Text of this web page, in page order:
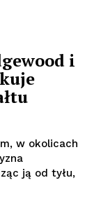
i
w okolicach
ją od tyłu,